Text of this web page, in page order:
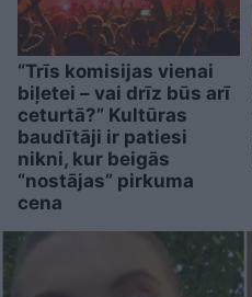
“Trīs komisijas vienai
biļetei – vai drīz būs arī
ceturtā?” Kultūras
baudītāji ir patiesi
nikni, kur beigās
“nostājas” pirkuma
cena